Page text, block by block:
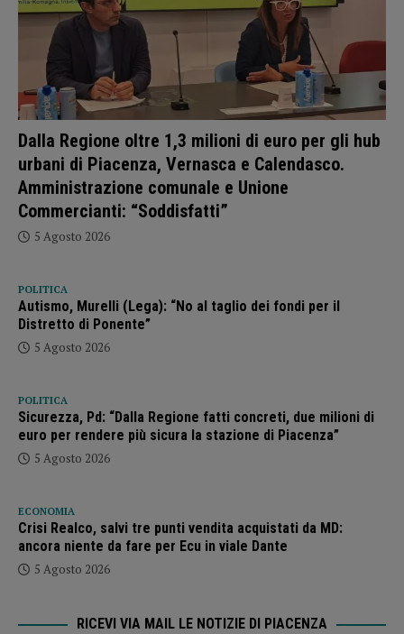
Dalla Regione oltre 1,3 milioni di euro per gli hub
urbani di Piacenza, Vernasca e Calendasco.
Amministrazione comunale e Unione
Commercianti: “Soddisfatti”
5 Agosto 2026
POLITICA
Autismo, Murelli (Lega): “No al taglio dei fondi per il
Distretto di Ponente”
5 Agosto 2026
POLITICA
Sicurezza, Pd: “Dalla Regione fatti concreti, due milioni di
euro per rendere più sicura la stazione di Piacenza”
5 Agosto 2026
ECONOMIA
Crisi Realco, salvi tre punti vendita acquistati da MD:
ancora niente da fare per Ecu in viale Dante
5 Agosto 2026
RICEVI VIA MAIL LE NOTIZIE DI PIACENZA